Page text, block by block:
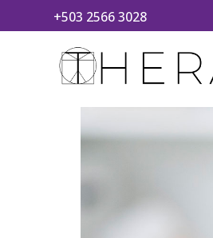
+503 2566 3028